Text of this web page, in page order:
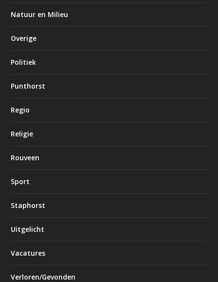
Natuur en Milieu
Overige
Politiek
Punthorst
Regio
Religie
Rouveen
Sport
Staphorst
Uitgelicht
Vacatures
Verloren/Gevonden